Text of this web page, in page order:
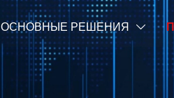
ОСНОВНЫЕ РЕШЕНИЯ 